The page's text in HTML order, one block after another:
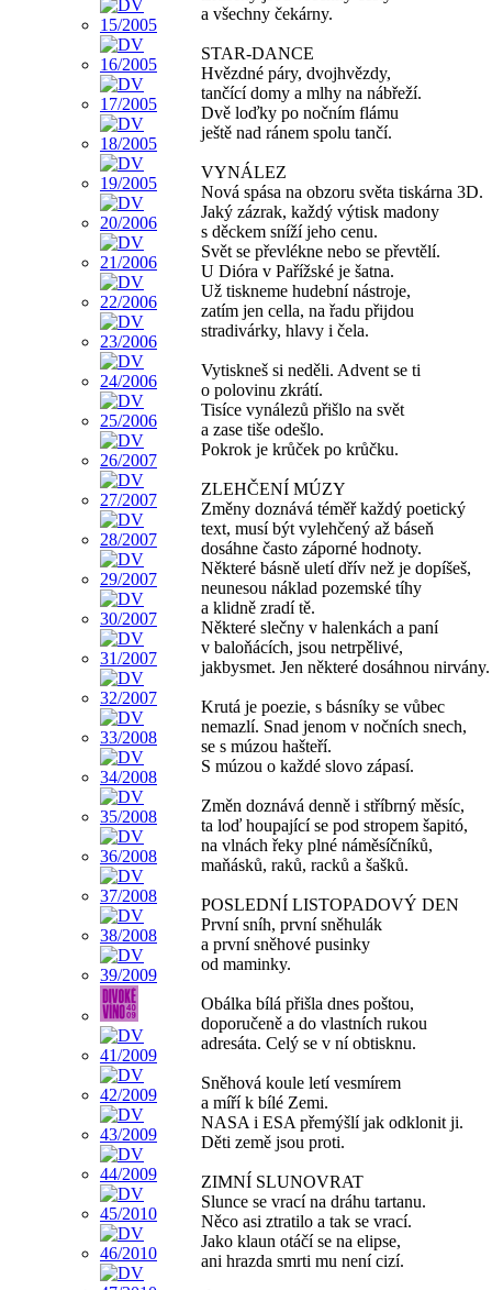
a všechny čekárny.
STAR-DANCE
Hvězdné páry, dvojhvězdy,
tančící domy a mlhy na nábřeží.
Dvě loďky po nočním flámu
ještě nad ránem spolu tančí.
VYNÁLEZ
Nová spása na obzoru světa tiskárna 3D.
Jaký zázrak, každý výtisk madony
s děckem sníží jeho cenu.
Svět se převlékne nebo se převtělí.
U Dióra v Pařížské je šatna.
Už tiskneme hudební nástroje,
zatím jen cella, na řadu přijdou
stradivárky, hlavy i čela.
Vytiskneš si neděli. Advent se ti
o polovinu zkrátí.
Tisíce vynálezů přišlo na svět
a zase tiše odešlo.
Pokrok je krůček po krůčku.
ZLEHČENÍ MÚZY
Změny doznává téměř každý poetický
text, musí být vylehčený až báseň
dosáhne často záporné hodnoty.
Některé básně uletí dřív než je dopíšeš,
neunesou náklad pozemské tíhy
a klidně zradí tě.
Některé slečny v halenkách a paní
v baloňácích, jsou netrpělivé,
jakbysmet. Jen některé dosáhnou nirvány.
Krutá je poezie, s básníky se vůbec
nemazlí. Snad jenom v nočních snech,
se s múzou hašteří.
S múzou o každé slovo zápasí.
Změn doznává denně i stříbrný měsíc,
ta loď houpající se pod stropem šapitó,
na vlnách řeky plné náměsíčníků,
maňásků, raků, racků a šašků.
POSLEDNÍ LISTOPADOVÝ DEN
První sníh, první sněhulák
a první sněhové pusinky
od maminky.
Obálka bílá přišla dnes poštou,
doporučeně a do vlastních rukou
adresáta. Celý se v ní obtisknu.
Sněhová koule letí vesmírem
a míří k bílé Zemi.
NASA i ESA přemýšlí jak odklonit ji.
Děti země jsou proti.
ZIMNÍ SLUNOVRAT
Slunce se vrací na dráhu tartanu.
Něco asi ztratilo a tak se vrací.
Jako klaun otáčí se na elipse,
ani hrazda smrti mu není cizí.